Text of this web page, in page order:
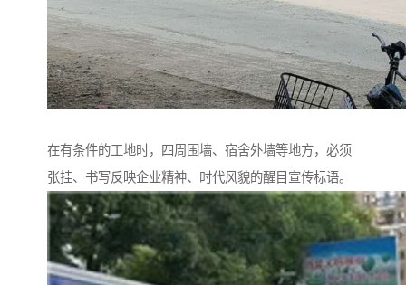
在有条件的工地时，四周围墙、宿舍外墙等地方，必须
张挂、书写反映企业精神、时代风貌的醒目宣传标语。